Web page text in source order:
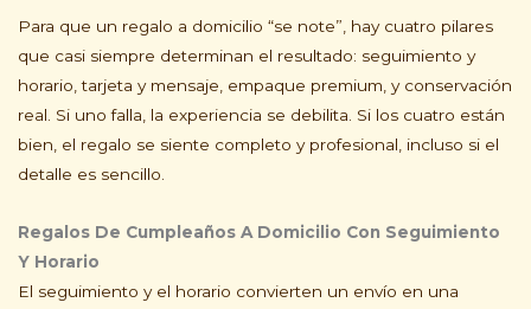
Para que un regalo a domicilio “se note”, hay cuatro pilares
que casi siempre determinan el resultado: seguimiento y
horario, tarjeta y mensaje, empaque premium, y conservación
real. Si uno falla, la experiencia se debilita. Si los cuatro están
bien, el regalo se siente completo y profesional, incluso si el
detalle es sencillo.
Regalos De Cumpleaños A Domicilio Con Seguimiento
Y Horario
El seguimiento y el horario convierten un envío en una